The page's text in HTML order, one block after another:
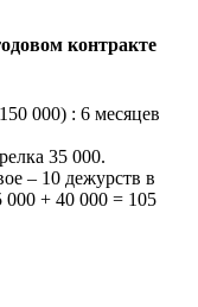
контракте
000) : 6 месяцев
35 000.
– 10 дежурств в
000 + 40 000 = 105